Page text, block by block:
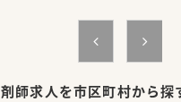
勤務実態について】
業代は1分単位でしっかりと計算さ
間休日は118日から119日確保されて
師求人を市区町村から探